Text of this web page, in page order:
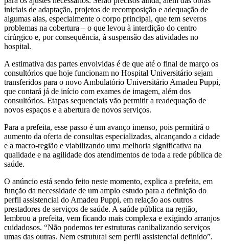
iniciais de adaptação, projetos de recomposição e adequação de
algumas alas, especialmente o corpo principal, que tem severos
problemas na cobertura – o que levou à interdição do centro
cirúrgico e, por consequência, à suspensão das atividades no
hospital.
A estimativa das partes envolvidas é de que até o final de março os
consultórios que hoje funcionam no Hospital Universitário sejam
transferidos para o novo Ambulatório Universitário Amadeu Puppi,
que contará já de início com exames de imagem, além dos
consultórios. Etapas sequenciais vão permitir a readequação de
novos espaços e a abertura de novos serviços.
Para a prefeita, esse passo é um avanço imenso, pois permitirá o
aumento da oferta de consultas especializadas, alcançando a cidade
e a macro-região e viabilizando uma melhoria significativa na
qualidade e na agilidade dos atendimentos de toda a rede pública de
saúde.
O anúncio está sendo feito neste momento, explica a prefeita, em
função da necessidade de um amplo estudo para a definição do
perfil assistencial do Amadeu Puppi, em relação aos outros
prestadores de serviços de saúde. A saúde pública na região,
lembrou a prefeita, vem ficando mais complexa e exigindo arranjos
cuidadosos. “Não podemos ter estruturas canibalizando serviços
umas das outras. Nem estrutural sem perfil assistencial definido”.